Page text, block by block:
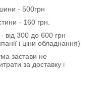
- 500грн
- 160 грн.
від 300 до 600 грн
і ціни обладнання)
застави не
за доставку і